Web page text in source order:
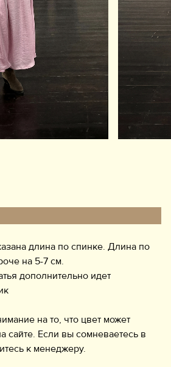
длина по спинке. Длина по
на 5-7 см.
дополнительно идет
на то, что цвет может
сайте. Если вы сомневаетесь в
к менеджеру.